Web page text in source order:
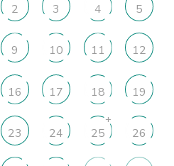
2 3 4 5
9 10 11 12
16 17 18 19
23 24 25
+
26